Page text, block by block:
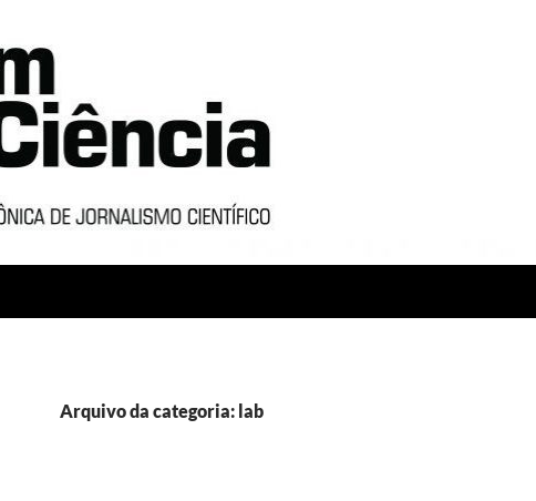
Arquivo da categoria: lab